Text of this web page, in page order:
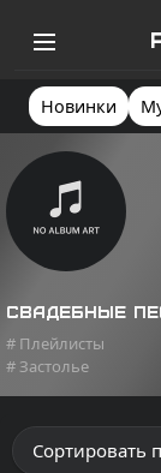
Новинки
Свадебные
# Плейлисты
# Застолье